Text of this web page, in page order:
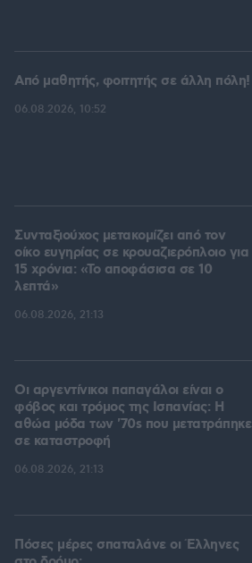
Από μαθητής, φοιτητής σε άλλη πόλη!
06.08.2026, 10:52
Συνταξιούχος μετακομίζει από τον
οίκο ευγηρίας σε κρουαζιερόπλοιο για
15 χρόνια: «Το αποφάσισα σε 10
λεπτά»
06.08.2026, 21:13
Οι αργεντίνικοι παπαγάλοι είναι ο
φόβος και τρόμος της Ισπανίας: Η
αθώα μόδα των '70s που μετατράπηκε
σε καταστροφή
06.08.2026, 21:13
Πόσες μέρες σπαταλάνε οι Έλληνες